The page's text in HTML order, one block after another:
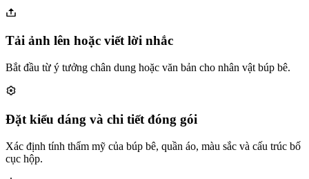
Tải ảnh lên hoặc viết lời nhắc
Bắt đầu từ ý tưởng chân dung hoặc văn bản cho nhân vật búp bê.
Đặt kiểu dáng và chi tiết đóng gói
Xác định tính thẩm mỹ của búp bê, quần áo, màu sắc và cấu trúc bố
cục hộp.